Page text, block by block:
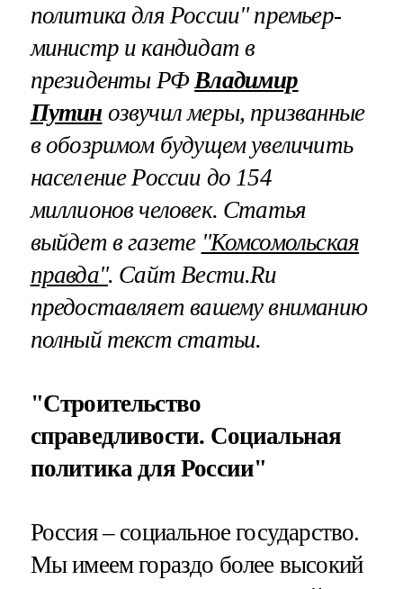
политика для России" премьер-
министр и кандидат в
президенты РФ Владимир
Путин озвучил меры, призванные
в обозримом будущем увеличить
население России до 154
миллионов человек. Статья
выйдет в газете "Комсомольская
правда". Сайт Вести.Ru
предоставляет вашему вниманию
полный текст статьи.
"Строительство
справедливости. Социальная
политика для России"
Россия – социальное государство.
Мы имеем гораздо более высокий